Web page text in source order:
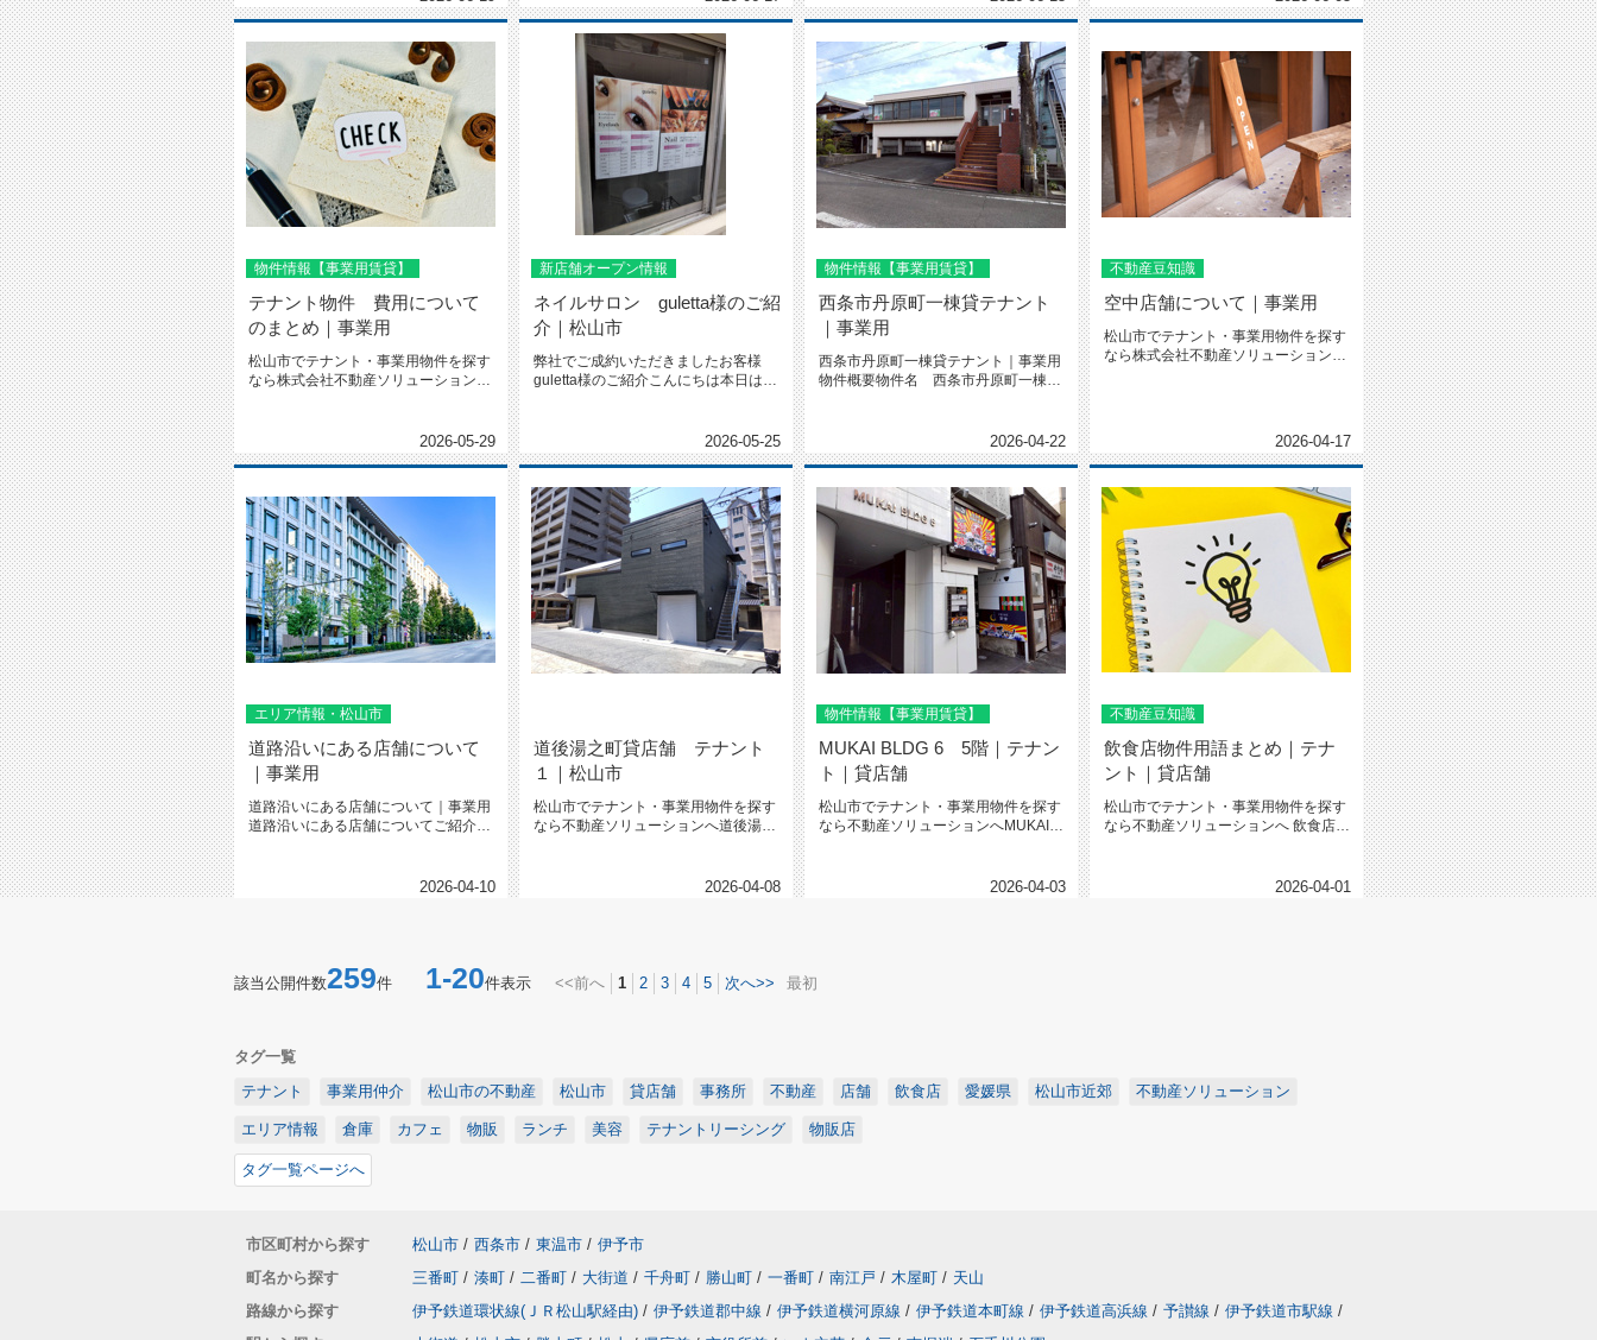
物件情報【事業用賃貸】
テナント物件 費用について
のまとめ｜事業用
松山市でテナント・事業用物件を探す
なら株式会社不動産ソリューションへ
2026-05-29
新店舗オープン情報
ネイルサロン guletta様のご紹
介｜松山市
弊社でご成約いただきましたお客様
guletta様のご紹介こんにちは本日は弊
2026-05-25
物件情報【事業用賃貸】
西条市丹原町一棟貸テナント
｜事業用
西条市丹原町一棟貸テナント｜事業用
物件概要物件名 西条市丹原町一棟貸
2026-04-22
不動産豆知識
空中店舗について｜事業用
松山市でテナント・事業用物件を探す
なら株式会社不動産ソリューションへ
2026-04-17
エリア情報・松山市
道路沿いにある店舗について
｜事業用
道路沿いにある店舗について｜事業用
道路沿いにある店舗についてご紹介い
2026-04-10
道後湯之町貸店舗 テナント
１｜松山市
松山市でテナント・事業用物件を探す
なら不動産ソリューションへ道後湯之
2026-04-08
物件情報【事業用賃貸】
MUKAI BLDG 6 5階｜テナン
ト｜貸店舗
松山市でテナント・事業用物件を探す
なら不動産ソリューションへMUKAI
2026-04-03
不動産豆知識
飲食店物件用語まとめ｜テナ
ント｜貸店舗
松山市でテナント・事業用物件を探す
なら不動産ソリューションへ 飲食店物
2026-04-01
該当公開件数259件 1-20件表示 <<前へ 1 2 3 4 5 次へ>> 最初
タグ一覧
テナント
事業用仲介 松山市の不動産 松山市 貸店舗 事務所 不動産 店舗 飲食店 愛媛県 松山市近郊 不動産ソリューション
エリア情報 倉庫 カフェ 物販 ランチ 美容 テナントリーシング 物販店
タグ一覧ページへ
市区町村から探す 松山市 / 西条市 / 東温市 / 伊予市
町名から探す
三番町 / 湊町 / 二番町 / 大街道 / 千舟町 / 勝山町 / 一番町 / 南江戸 / 木屋町 / 天山
路線から探す
伊予鉄道環状線(ＪＲ松山駅経由) / 伊予鉄道郡中線 / 伊予鉄道横河原線 / 伊予鉄道本町線 / 伊予鉄道高浜線 / 予讃線 / 伊予鉄道市駅線 /